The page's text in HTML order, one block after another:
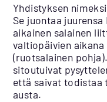
Yhdistyksen
Se juontaa
aikainen salainen
valtiopäivien
(ruotsalainen
sitoutuivat
että saivat todistaa
austa.